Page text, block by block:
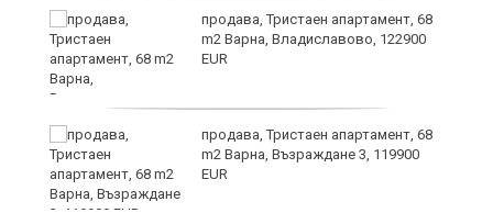
продава, Тристаен апартамент, 68
m2 Варна, Владиславово, 122900
EUR
продава, Тристаен апартамент, 68
m2 Варна, Възраждане 3, 119900
EUR